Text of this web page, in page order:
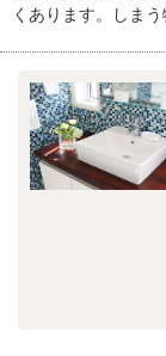
くあります。しま